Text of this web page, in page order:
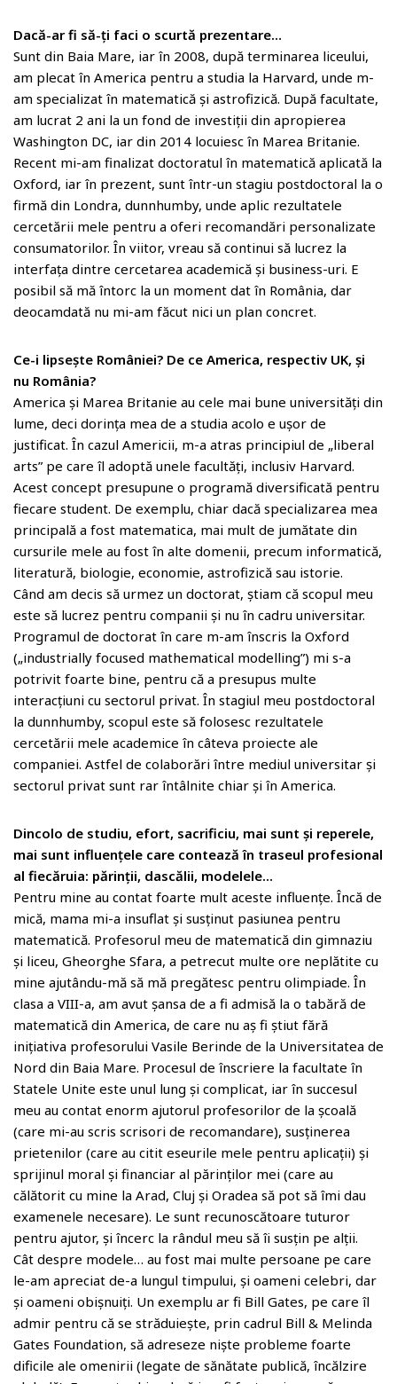
Dacă-ar fi să-ţi faci o scurtă prezentare…
Sunt din Baia Mare, iar în 2008, după terminarea liceului,
am plecat în America pentru a studia la Harvard, unde m-
am specializat în matematică și astrofizică. După facultate,
am lucrat 2 ani la un fond de investiții din apropierea
Washington DC, iar din 2014 locuiesc în Marea Britanie.
Recent mi-am finalizat doctoratul în matematică aplicată la
Oxford, iar în prezent, sunt într-un stagiu postdoctoral la o
firmă din Londra, dunnhumby, unde aplic rezultatele
cercetării mele pentru a oferi recomandări personalizate
consumatorilor. În viitor, vreau să continui să lucrez la
interfața dintre cercetarea academică și business-uri. E
posibil să mă întorc la un moment dat în România, dar
deocamdată nu mi-am făcut nici un plan concret.
Ce-i lipsește României? De ce America, respectiv UK, și
nu România?
America și Marea Britanie au cele mai bune universități din
lume, deci dorința mea de a studia acolo e ușor de
justificat. În cazul Americii, m-a atras principiul de „liberal
arts” pe care îl adoptă unele facultăți, inclusiv Harvard.
Acest concept presupune o programă diversificată pentru
fiecare student. De exemplu, chiar dacă specializarea mea
principală a fost matematica, mai mult de jumătate din
cursurile mele au fost în alte domenii, precum informatică,
literatură, biologie, economie, astrofizică sau istorie.
Când am decis să urmez un doctorat, știam că scopul meu
este să lucrez pentru companii și nu în cadru universitar.
Programul de doctorat în care m-am înscris la Oxford
(„industrially focused mathematical modelling”) mi s-a
potrivit foarte bine, pentru că a presupus multe
interacțiuni cu sectorul privat. În stagiul meu postdoctoral
la dunnhumby, scopul este să folosesc rezultatele
cercetării mele academice în câteva proiecte ale
companiei. Astfel de colaborări între mediul universitar și
sectorul privat sunt rar întâlnite chiar și în America.
Dincolo de studiu, efort, sacrificiu, mai sunt şi reperele,
mai sunt influenţele care contează în traseul profesional
al fiecăruia: părinţii, dascălii, modelele…
Pentru mine au contat foarte mult aceste influențe. Încă de
mică, mama mi-a insuflat și susținut pasiunea pentru
matematică. Profesorul meu de matematică din gimnaziu
și liceu, Gheorghe Sfara, a petrecut multe ore neplătite cu
mine ajutându-mă să mă pregătesc pentru olimpiade. În
clasa a VIII-a, am avut șansa de a fi admisă la o tabără de
matematică din America, de care nu aș fi știut fără
inițiativa profesorului Vasile Berinde de la Universitatea de
Nord din Baia Mare. Procesul de înscriere la facultate în
Statele Unite este unul lung și complicat, iar în succesul
meu au contat enorm ajutorul profesorilor de la școală
(care mi-au scris scrisori de recomandare), susținerea
prietenilor (care au citit eseurile mele pentru aplicații) și
sprijinul moral și financiar al părinților mei (care au
călătorit cu mine la Arad, Cluj și Oradea să pot să îmi dau
examenele necesare). Le sunt recunoscătoare tuturor
pentru ajutor, și încerc la rândul meu să îi susțin pe alții.
Cât despre modele… au fost mai multe persoane pe care
le-am apreciat de-a lungul timpului, și oameni celebri, dar
și oameni obișnuiți. Un exemplu ar fi Bill Gates, pe care îl
admir pentru că se străduiește, prin cadrul Bill & Melinda
Gates Foundation, să adreseze niște probleme foarte
dificile ale omenirii (legate de sănătate publică, încălzire